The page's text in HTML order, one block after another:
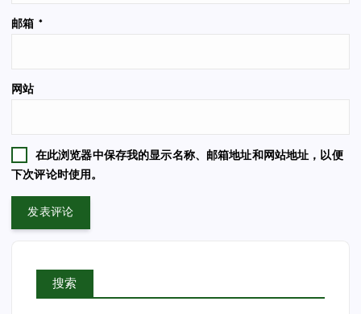
邮箱 *
网站
在此浏览器中保存我的显示名称、邮箱地址和网站地址，以便
下次评论时使用。
搜索